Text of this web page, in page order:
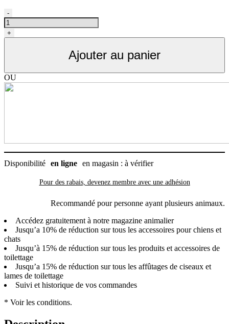
quantité
de
#2)
Membre
-
+
Ajouter au panier
OU
Disponibilité en ligne en magasin : à vérifier
Pour des rabais, devenez membre avec une adhésion
Recommandé pour personne ayant plusieurs animaux.
Accédez gratuitement à notre magazine animalier
Jusqu’a 10% de réduction sur tous les accessoires pour chiens et
chats
Jusqu’à 15% de réduction sur tous les produits et accessoires de
toilettage
Jusqu’a 15% de réduction sur tous les affûtages de ciseaux et
lames de toilettage
Suivi et historique de vos commandes
* Voir les conditions.